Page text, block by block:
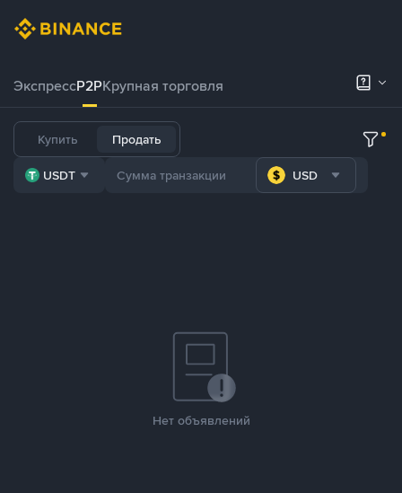
ЭкспрессP2PКрупная торговля
Купить Продать
USDT USD
Нет объявлений